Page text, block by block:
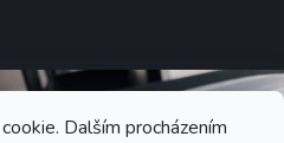
Dalším procházením